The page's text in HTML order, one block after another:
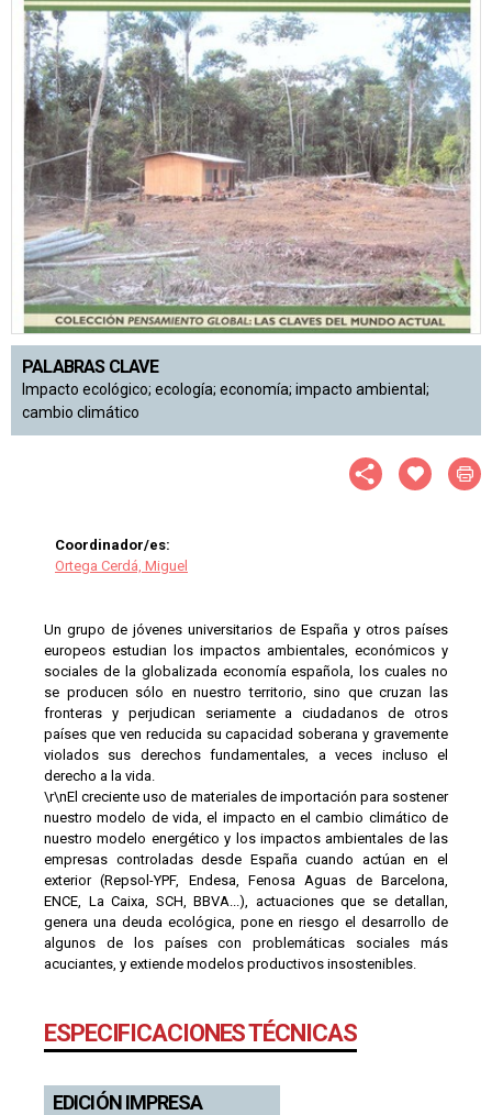
PALABRAS CLAVE
Impacto ecológico; ecología; economía; impacto ambiental;
cambio climático
Coordinador/es:
Ortega Cerdá, Miguel
Un grupo de jóvenes universitarios de España y otros países
europeos estudian los impactos ambientales, económicos y
sociales de la globalizada economía española, los cuales no
se producen sólo en nuestro territorio, sino que cruzan las
fronteras y perjudican seriamente a ciudadanos de otros
países que ven reducida su capacidad soberana y gravemente
violados sus derechos fundamentales, a veces incluso el
derecho a la vida.
\r\nEl creciente uso de materiales de importación para sostener
nuestro modelo de vida, el impacto en el cambio climático de
nuestro modelo energético y los impactos ambientales de las
empresas controladas desde España cuando actúan en el
exterior (Repsol-YPF, Endesa, Fenosa Aguas de Barcelona,
ENCE, La Caixa, SCH, BBVA...), actuaciones que se detallan,
genera una deuda ecológica, pone en riesgo el desarrollo de
algunos de los países con problemáticas sociales más
acuciantes, y extiende modelos productivos insostenibles.
ESPECIFICACIONES TÉCNICAS
EDICIÓN IMPRESA